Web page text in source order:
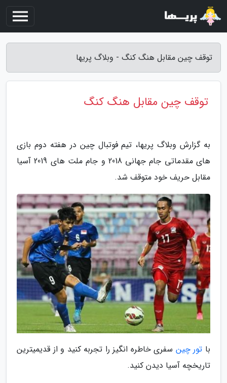
توقف چین مقابل هنگ کنگ - وبلاگ پریها
توقف چین مقابل هنگ کنگ
به گزارش وبلاگ پریها، تیم فوتبال چین در هفته دوم بازی
های مقدماتی جام جهانی 2018 و جام ملت های 2019 آسیا
مقابل حریف خود متوقف شد.
با تور چین سفری خاطره انگیز را تجربه کنید و از قدیمیترین
تاریخچه آسیا دیدن کنید.